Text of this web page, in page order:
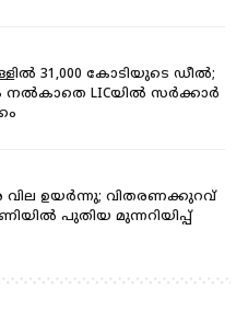
31,000 കോടിയുടെ ഡീൽ;
LICയിൽ സർക്കാർ
ഉയര്‍ന്നു; വിതരണക്കുറവ്
പുതിയ മുന്നറിയിപ്പ്